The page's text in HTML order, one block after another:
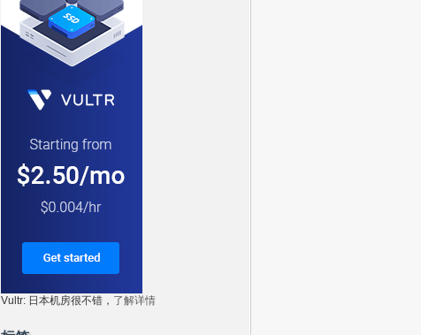
Vultr: 日本机房很不错， 了解详情